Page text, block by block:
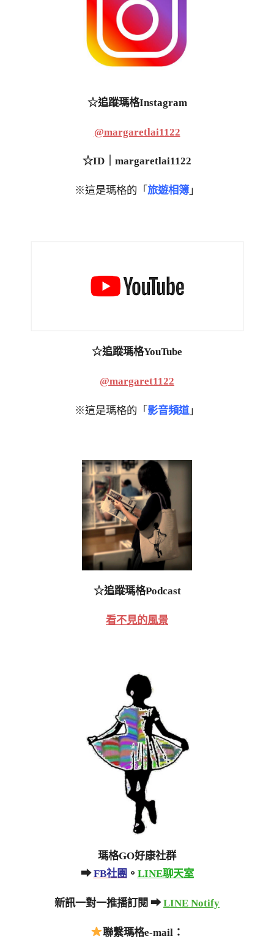
☆追蹤瑪格Instagram
@margaretlai1122
☆ID｜margaretlai1122
※這是瑪格的「 旅遊相簿 」
☆追蹤瑪格YouTube
@margaret1122
※這是瑪格的「 影音頻道」
☆追蹤瑪格Podcast
看不見的風景
瑪格GO好康社群
➡FB社團 。 LINE聊天室
新訊一對一推播訂閱 ➡LINE Notify
聯繫瑪格e-mail：